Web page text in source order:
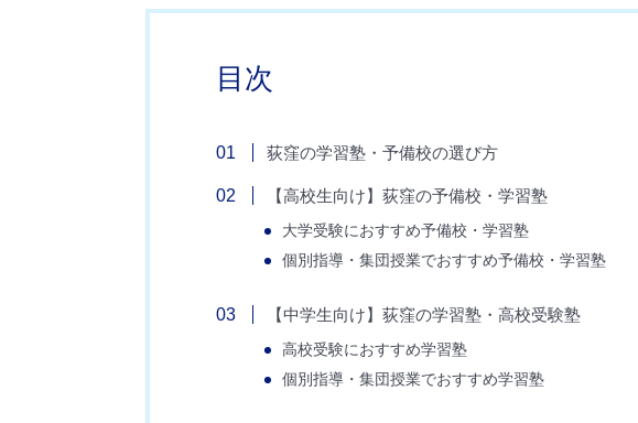
目次
荻窪の学習塾・予備校の選び方
【高校生向け】荻窪の予備校・学習塾
大学受験におすすめ予備校・学習塾
個別指導・集団授業でおすすめ予備校・学習塾
【中学生向け】荻窪の学習塾・高校受験塾
高校受験におすすめ学習塾
個別指導・集団授業でおすすめ学習塾